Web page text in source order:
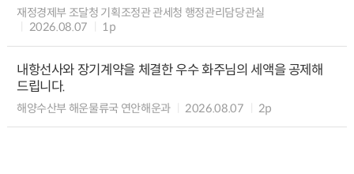
재정경제부 조달청 기획조정관 관세청 행정관리담당관실
2026.08.07
1p
내항선사와 장기계약을 체결한 우수 화주님의 세액을 공제해
드립니다.
해양수산부 해운물류국 연안해운과 2026.08.07 2p